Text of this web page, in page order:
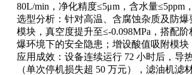
80L/min，净化精度≤5μm，含水量≤5ppm
选型分析：针对高温、含腐蚀杂质及防
模块，真空度提升至≤-0.098MPa，搭配
爆环境下的安全隐患；增设酸值吸附模
应用成效：设备连续运行 72 小时后，导
（单次停机损失超 50 万元），滤油机